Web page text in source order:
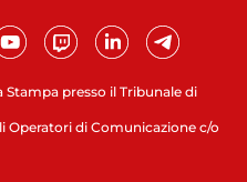
presso il Tribunale di
Operatori di Comunicazione c/o